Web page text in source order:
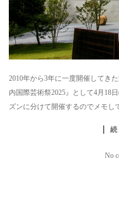
2010年から3年に一度開催してき
内国際芸術祭2025』として4月18
ズンに分けて開催するのでメモ
No